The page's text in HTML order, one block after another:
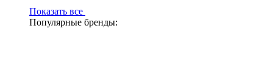
Показать все
Популярные бренды: